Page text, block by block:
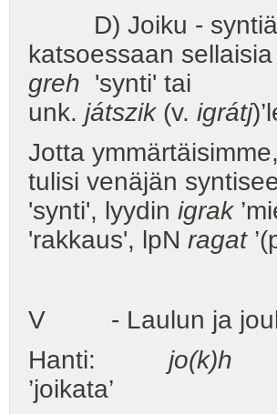
D) Joiku -
katsoessaan
greh 'synti' tai
unk. játszik(v. igrátj
Jotta
tulisi venäjän
'synti', lyydin igrak
'rakkaus', lpN ragat
V - Laulun ja
Hanti: jo(k)h 1)
’joikata’